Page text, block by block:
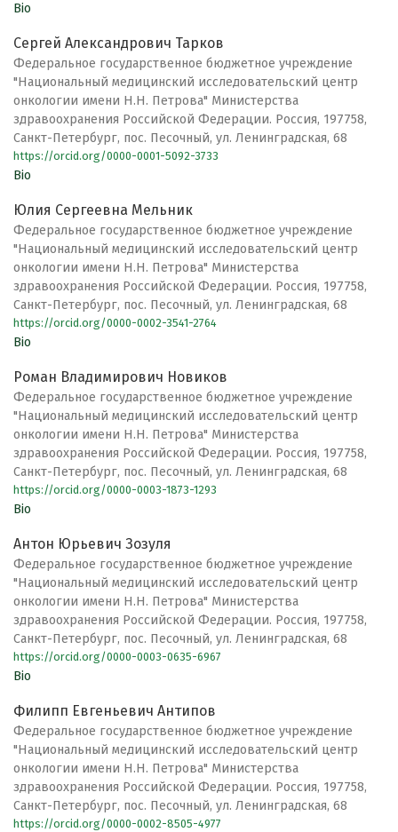
Bio
Сергей Александрович Тарков
Федеральное государственное бюджетное учреждение
"Национальный медицинский исследовательский центр
онкологии имени Н.Н. Петрова" Министерства
здравоохранения Российской Федерации. Россия, 197758,
Санкт-Петербург, пос. Песочный, ул. Ленинградская, 68
https://orcid.org/0000-0001-5092-3733
Bio
Юлия Сергеевна Мельник
Федеральное государственное бюджетное учреждение
"Национальный медицинский исследовательский центр
онкологии имени Н.Н. Петрова" Министерства
здравоохранения Российской Федерации. Россия, 197758,
Санкт-Петербург, пос. Песочный, ул. Ленинградская, 68
https://orcid.org/0000-0002-3541-2764
Bio
Роман Владимирович Новиков
Федеральное государственное бюджетное учреждение
"Национальный медицинский исследовательский центр
онкологии имени Н.Н. Петрова" Министерства
здравоохранения Российской Федерации. Россия, 197758,
Санкт-Петербург, пос. Песочный, ул. Ленинградская, 68
https://orcid.org/0000-0003-1873-1293
Bio
Антон Юрьевич Зозуля
Федеральное государственное бюджетное учреждение
"Национальный медицинский исследовательский центр
онкологии имени Н.Н. Петрова" Министерства
здравоохранения Российской Федерации. Россия, 197758,
Санкт-Петербург, пос. Песочный, ул. Ленинградская, 68
https://orcid.org/0000-0003-0635-6967
Bio
Филипп Евгеньевич Антипов
Федеральное государственное бюджетное учреждение
"Национальный медицинский исследовательский центр
онкологии имени Н.Н. Петрова" Министерства
здравоохранения Российской Федерации. Россия, 197758,
Санкт-Петербург, пос. Песочный, ул. Ленинградская, 68
https://orcid.org/0000-0002-8505-4977